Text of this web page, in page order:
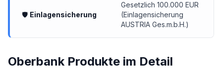
🛡 Einlagensicherung
Gesetzlich 100.000 EUR
(Einlagensicherung
AUSTRIA Ges.m.b.H.)
Oberbank Produkte im Detail